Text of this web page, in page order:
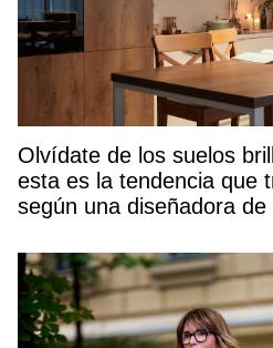
Olvídate de los suelos
esta es la tendencia que
según una diseñadora de